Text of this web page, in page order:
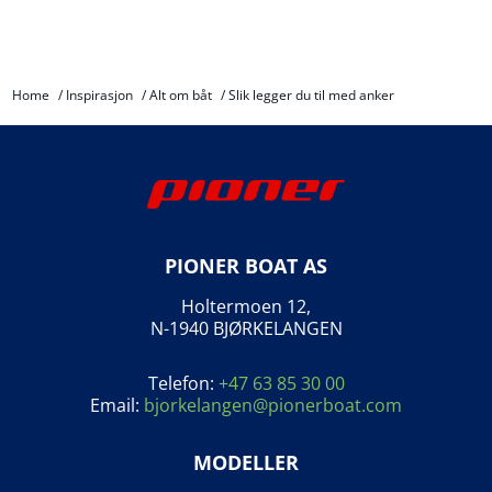
Home /Inspirasjon /Alt om båt /Slik legger du til med anker
PIONER BOAT AS
Holtermoen 12,
N-1940 BJØRKELANGEN
Telefon: +47 63 85 30 00
Email: bjorkelangen@pionerboat.com
MODELLER